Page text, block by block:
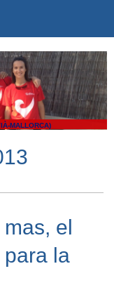
MALLORCA)
el
para la